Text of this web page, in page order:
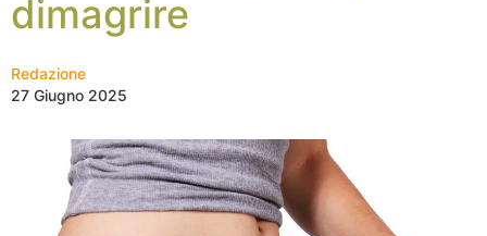
dimagrire
Redazione
27 Giugno 2025